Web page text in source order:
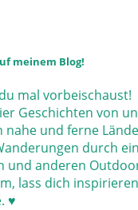
meinem Blog!
mal vorbeischaust!
Geschichten von
nahe und ferne
durch
und anderen
lass dich
♥